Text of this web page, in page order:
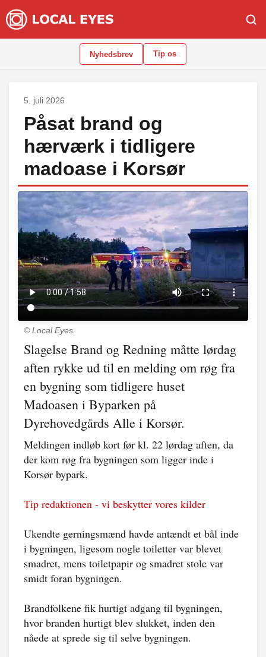
Nyhedsbrev Tip os
5. juli 2026
Påsat brand og
hærværk i tidligere
madoase i Korsør
© Local Eyes.
Slagelse Brand og Redning måtte lørdag
aften rykke ud til en melding om røg fra
en bygning som tidligere huset
Madoasen i Byparken på
Dyrehovedgårds Alle i Korsør.
Meldingen indløb kort før kl. 22 lørdag aften, da
der kom røg fra bygningen som ligger inde i
Korsør bypark.
Tip redaktionen - vi beskytter vores kilder
Ukendte gerningsmænd havde antændt et bål inde
i bygningen, ligesom nogle toiletter var blevet
smadret, mens toiletpapir og smadret stole var
smidt foran bygningen.
Brandfolkene fik hurtigt adgang til bygningen,
hvor branden hurtigt blev slukket, inden den
nåede at sprede sig til selve bygningen.